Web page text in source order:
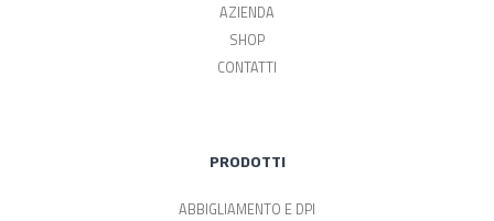
AZIENDA
SHOP
CONTATTI
PRODOTTI
ABBIGLIAMENTO E DPI